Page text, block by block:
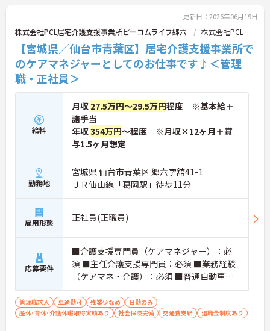
更新日：2026年06月19日
株式会社PCL居宅介護支援事業所ピーコムライフ郷六 株式会社PCL
【宮城県／仙台市青葉区】居宅介護支援事業所で
のケアマネジャーとしてのお仕事です♪＜管理
職・正社員＞
給料
月収 27.5万円～29.5万円程度 ※基本給＋
諸手当
年収354万円～程度 ※月収×12ヶ月＋賞
与1.5ヶ月想定
勤務地
宮城県 仙台市青葉区 郷六字舘41-1
ＪＲ仙山線「葛岡駅」徒歩11分
雇用形態 正社員(正職員)
応募要件
■介護支援専門員（ケアマネジャー）：必
須 ■主任介護支援専門員：必須 ■業務経験
（ケアマネ・介護）：必須 ■普通自動車運
転免許（AT限定可）：あれば尚可
管理職求人 車通勤可 残業少なめ
日勤のみ
産休･育休･介護休暇取得実績あり
社会保険完備 交通費支給 退職金制度あり